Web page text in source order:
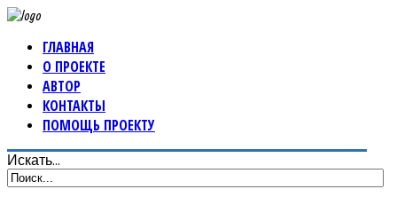
ГЛАВНАЯ
О ПРОЕКТЕ
АВТОР
КОНТАКТЫ
ПОМОЩЬ ПРОЕКТУ
Искать...